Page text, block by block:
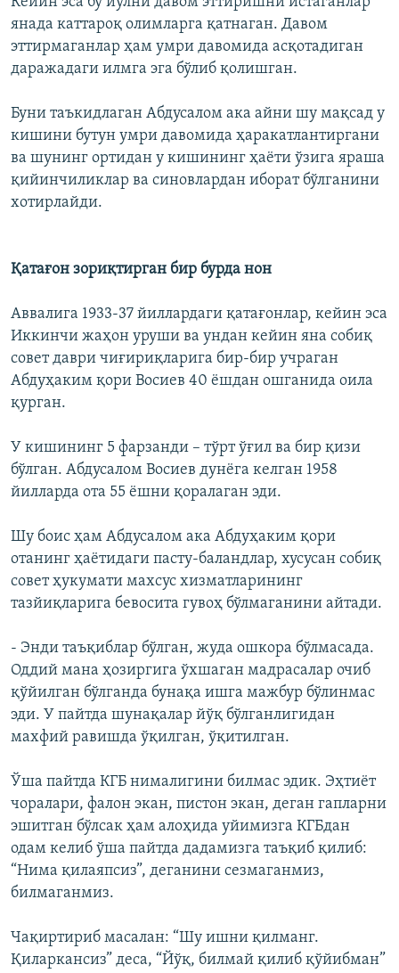
янада каттароқ олимларга қатнаган. Давом
эттирмаганлар ҳам умри давомида асқотадиган
даражадаги илмга эга бўлиб қолишган.
Буни таъкидлаган Абдусалом ака айни шу мақсад у
кишини бутун умри давомида ҳаракатлантиргани
ва шунинг ортидан у кишининг ҳаёти ўзига яраша
қийинчиликлар ва синовлардан иборат бўлганини
хотирлайди.
Қатағон зориқтирган бир бурда нон
Аввалига 1933-37 йиллардаги қатағонлар, кейин эса
Иккинчи жаҳон уруши ва ундан кейин яна собиқ
совет даври чиғириқларига бир-бир учраган
Абдуҳаким қори Восиев 40 ёшдан ошганида оила
қурган.
У кишининг 5 фарзанди – тўрт ўғил ва бир қизи
бўлган. Абдусалом Восиев дунёга келган 1958
йилларда ота 55 ёшни қоралаган эди.
Шу боис ҳам Абдусалом ака Абдуҳаким қори
отанинг ҳаётидаги пасту-баландлар, хусусан собиқ
совет ҳукумати махсус хизматларининг
тазйиқларига бевосита гувоҳ бўлмаганини айтади.
- Энди таъқиблар бўлган, жуда ошкора бўлмасада.
Оддий мана ҳозиргига ўхшаган мадрасалар очиб
қўйилган бўлганда бунақа ишга мажбур бўлинмас
эди. У пайтда шунақалар йўқ бўлганлигидан
махфий равишда ўқилган, ўқитилган.
Ўша пайтда КГБ нималигини билмас эдик. Эҳтиëт
чоралари, фалон экан, пистон экан, деган гапларни
эшитган бўлсак ҳам алоҳида уйимизга КГБдан
одам келиб ўша пайтда дадамизга таъқиб қилиб:
“Нима қилаяпсиз”, деганини сезмаганмиз,
билмаганмиз.
Чақиртириб масалан: “Шу ишни қилманг.
Қиларкансиз” деса, “Йўқ, билмай қилиб қўйибман”